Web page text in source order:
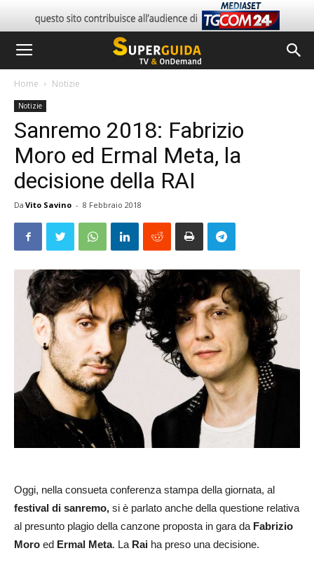
Home Notizie
Notizie
Sanremo 2018: Fabrizio
Moro ed Ermal Meta, la
decisione della RAI
Da Vito Savino - 8 Febbraio 2018
Oggi, nella consueta conferenza stampa della giornata, al
festival di sanremo, si è parlato anche della questione relativa
al presunto plagio della canzone proposta in gara da Fabrizio
Moro ed Ermal Meta. La Rai ha preso una decisione.